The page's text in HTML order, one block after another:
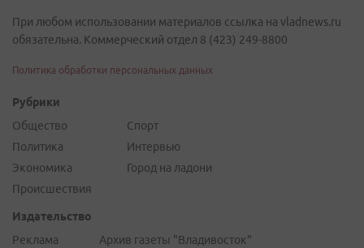
При любом использовании материалов ссылка на vladnews.ru
обязательна. Коммерческий отдел 8 (423) 249-8800
Политика обработки персональных данных
Рубрики
Общество
Политика
Экономика
Происшествия
Спорт
Интервью
Город на ладони
Издательство
Реклама
Архив газеты "Владивосток"